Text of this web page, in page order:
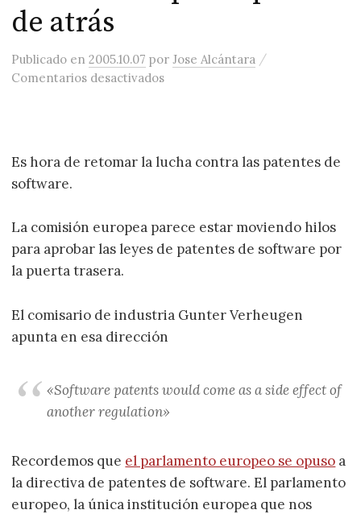
de atrás
Publicado en2005.10.07 porJose Alcántara /
Comentarios desactivadosen Vuelven con las patentes de
Es hora de retomar la lucha contra las patentes de
software.
La comisión europea parece estar moviendo hilos
para aprobar las leyes de patentes de software por
la puerta trasera.
El comisario de industria Gunter Verheugen
apunta en esa dirección
«Software patents would come as a side effect of
another regulation»
Recordemos que el parlamento europeo se opuso a
la directiva de patentes de software. El parlamento
europeo, la única institución europea que nos